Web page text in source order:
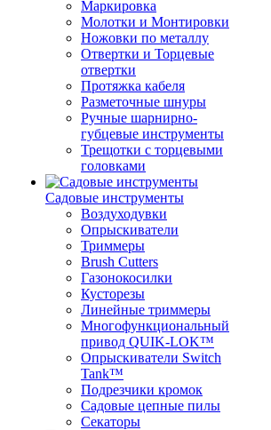
Маркировка
Молотки и Монтировки
Ножовки по металлу
Отвертки и Торцевые
отвертки
Протяжка кабеля
Разметочные шнуры
Ручные шарнирно-
губцевые инструменты
Трещотки с торцевыми
головками
Садовые инструменты
Воздуходувки
Опрыскиватели
Триммеры
Brush Cutters
Газонокосилки
Кусторезы
Линейные триммеры
Многофункциональный
привод QUIK-LOK™
Опрыскиватели Switch
Tank™
Подрезчики кромок
Садовые цепные пилы
Секаторы